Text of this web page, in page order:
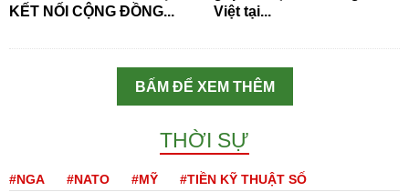
KẾT NỐI CỘNG ĐỒNG...
Việt tại...
BẤM ĐỂ XEM THÊM
THỜI SỰ
#NGA #NATO #MỸ #TIỀN KỸ THUẬT SỐ